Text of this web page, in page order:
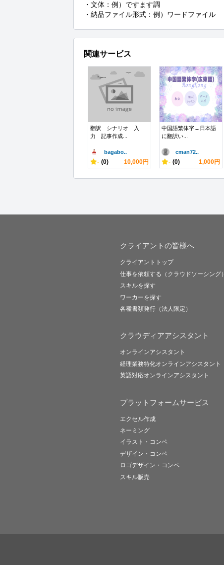
・文体：例）ですます調
・納品ファイル形式：例）ワードファイル
関連サービス
翻訳 シナリオ 入
力 記事作成...
bagabo..
- (0) 10,000円
中国語繁体字↔︎日本語
に翻訳い...
cman72..
- (0) 1,000円
クライアントの皆様へ
クライアントトップ
仕事を依頼する（クラウドソーシング）
スキルを探す
ワーカーを探す
各種書類発行（法人限定）
クラウディアアシスタント
オンラインアシスタント
経理業務特化オンラインアシスタント
英語対応オンラインアシスタント
プラットフォームサービス
エクセル作成
ネーミング
イラスト・コンペ
デザイン・コンペ
ロゴデザイン・コンペ
スキル販売